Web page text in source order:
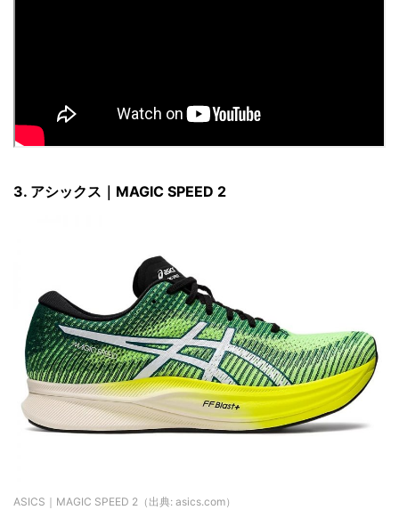
3. アシックス｜MAGIC SPEED 2
ASICS｜MAGIC SPEED 2（出典: asics.com）